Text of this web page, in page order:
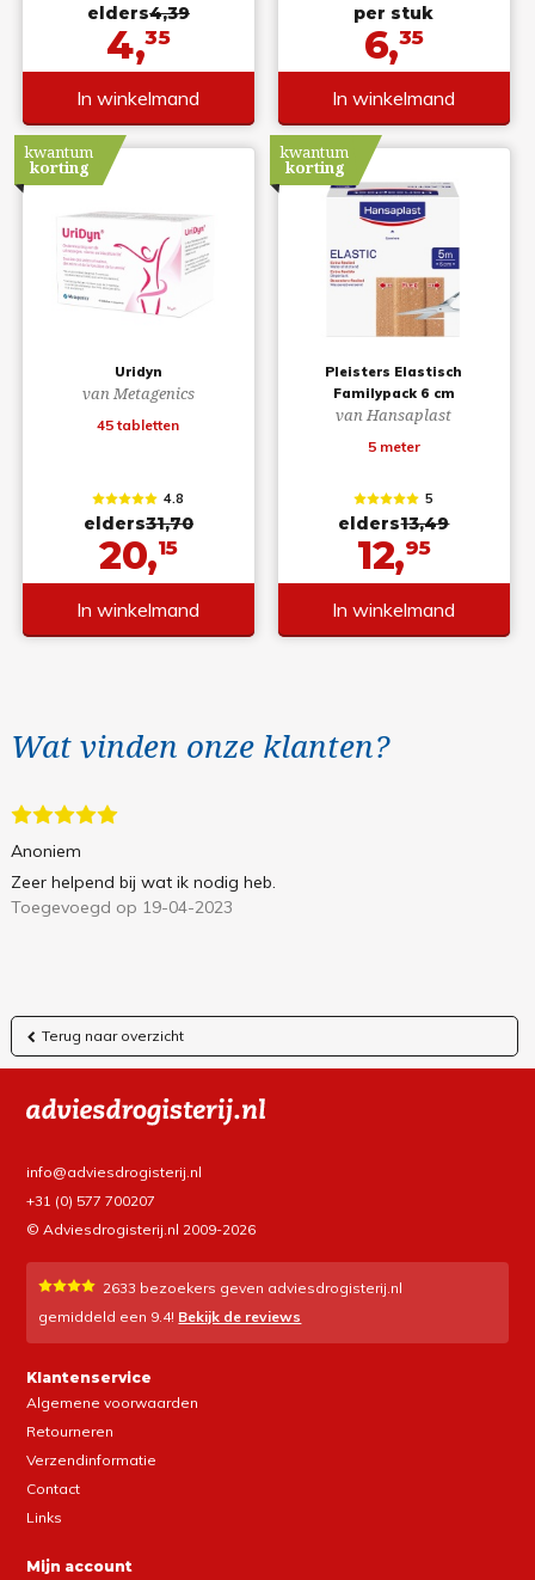
elders4,39
4,35
In winkelmand
per stuk
6,35
In winkelmand
Uridyn
van Metagenics
45 tabletten
kwantum
korting
4.8
elders31,70
20,15
In winkelmand
Pleisters Elastisch
Familypack 6 cm
van Hansaplast
5 meter
kwantum
korting
5
elders13,49
12,95
In winkelmand
Wat vinden onze klanten?
Anoniem
Zeer helpend bij wat ik nodig heb.
Toegevoegd op 19-04-2023
Terug naar overzicht
info@adviesdrogisterij.nl
+31 (0) 577 700207
© Adviesdrogisterij.nl 2009-2026
2633 bezoekers geven adviesdrogisterij.nl
gemiddeld een 9.4! Bekijk de reviews
Klantenservice
Algemene voorwaarden
Retourneren
Verzendinformatie
Contact
Links
Mijn account